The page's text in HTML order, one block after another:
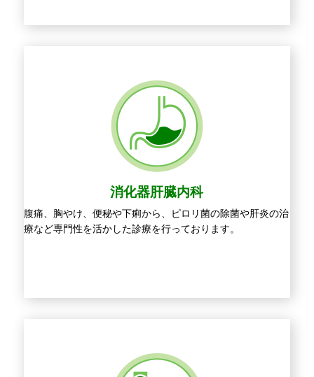
消化器肝臓内科
腹痛、胸やけ、便秘や下痢から、ピロリ菌の除菌や肝炎の治
療など専門性を活かした診療を行っております。